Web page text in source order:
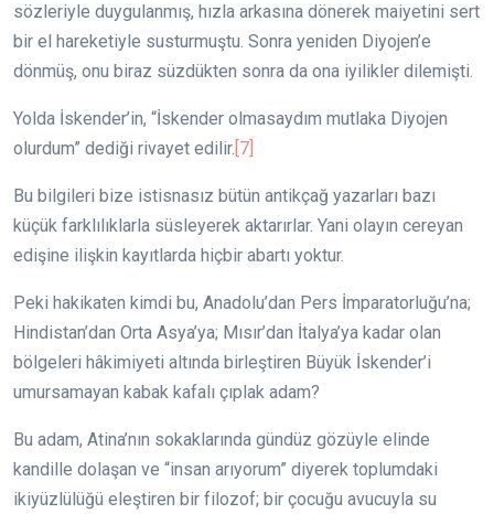
sözleriyle duygulanmış, hızla arkasına dönerek maiyetini sert
bir el hareketiyle susturmuştu. Sonra yeniden Diyojen’e
dönmüş, onu biraz süzdükten sonra da ona iyilikler dilemişti.
Yolda İskender’in, “İskender olmasaydım mutlaka Diyojen
olurdum” dediği rivayet edilir. [7]
Bu bilgileri bize istisnasız bütün antikçağ yazarları bazı
küçük farklılıklarla süsleyerek aktarırlar. Yani olayın cereyan
edişine ilişkin kayıtlarda hiçbir abartı yoktur.
Peki hakikaten kimdi bu, Anadolu’dan Pers İmparatorluğu’na;
Hindistan’dan Orta Asya’ya; Mısır’dan İtalya’ya kadar olan
bölgeleri hâkimiyeti altında birleştiren Büyük İskender’i
umursamayan kabak kafalı çıplak adam?
Bu adam, Atina’nın sokaklarında gündüz gözüyle elinde
kandille dolaşan ve “insan arıyorum” diyerek toplumdaki
ikiyüzlülüğü eleştiren bir filozof; bir çocuğu avucuyla su